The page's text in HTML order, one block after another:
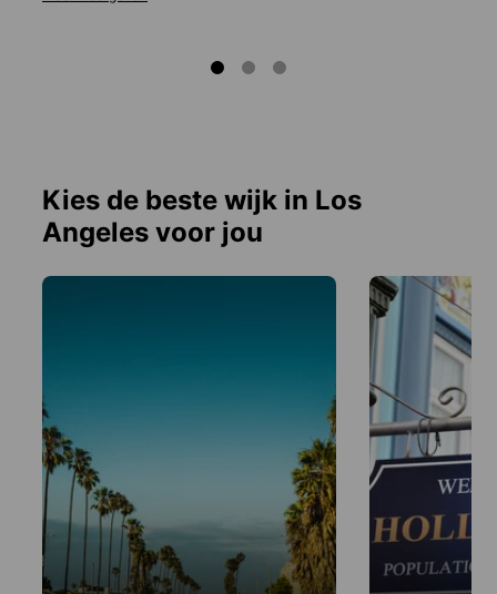
van LA snel onder de knie te krijgen.
Kies de beste wijk in Los
Angeles voor jou